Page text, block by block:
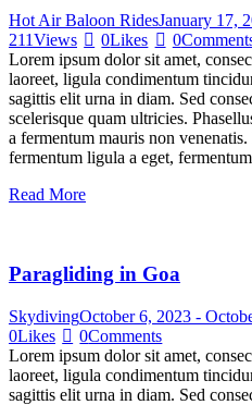
Hot Air Baloon RidesJanuary 17,
211Views 0Likes 0
Lorem ipsum dolor sit amet,
laoreet, ligula condimentum
sagittis elit urna in diam. Sed
scelerisque quam ultricies.
a fermentum mauris non
fermentum ligula a eget,
Read More
Paragliding in Goa
SkydivingOctober 6, 2023 -
0Likes 0Comments
Lorem ipsum dolor sit amet,
laoreet, ligula condimentum
sagittis elit urna in diam. Sed